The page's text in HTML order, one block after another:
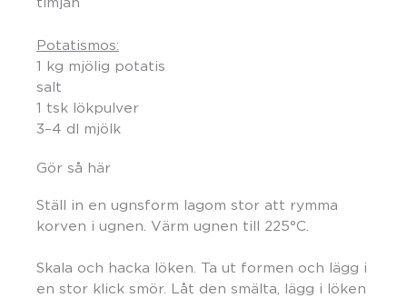
Potatismos:
1 kg mjölig potatis
salt
1 tsk lökpulver
3–4 dl mjölk
Gör så här
Ställ in en ugnsform lagom stor att rymma
korven i ugnen. Värm ugnen till 225°C.
Skala och hacka löken. Ta ut formen och lägg i
en stor klick smör. Låt den smälta, lägg i löken